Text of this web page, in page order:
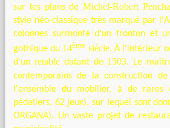
sur les plans deMichel-Robert
style néo-classique très marqué par
colonnes surmonté d'un fronton et
gothique du 14ème siècle. À l'intérieur
d'un retable datant de1503. Le
contemporains de la construction
l'ensemble du mobilier, à de rares
pédaliers, 62 jeux), sur lequel sont
ORGANA). Un vaste projet de